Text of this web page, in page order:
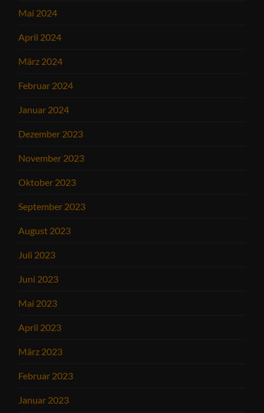
Mai 2024
April 2024
März 2024
Februar 2024
Januar 2024
Dezember 2023
November 2023
Oktober 2023
September 2023
August 2023
Juli 2023
Juni 2023
Mai 2023
April 2023
März 2023
Februar 2023
Januar 2023